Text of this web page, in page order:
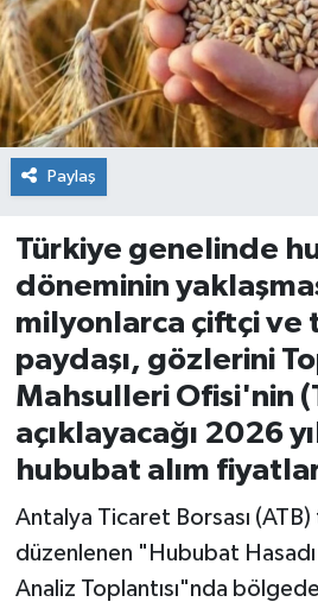
Paylaş
Türkiye genelinde
döneminin
milyonlarca çiftçi ve
paydaşı, gözlerini
Mahsulleri Ofisi'nin
açıklayacağı 2026
hububat alım
Antalya Ticaret Borsası (ATB)
düzenlenen "Hububat
Analiz Toplantısı"nda
EĞİTİM
EKONOMİ
Erdek
Gömeç
Gönen
Havran
İvrindi
KENT GÜNDEMİ
KÜLTÜR-SANAT